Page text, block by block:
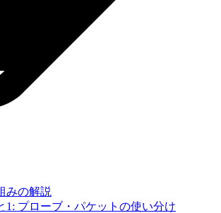
みの解説
1: プローブ・パケットの使い分け